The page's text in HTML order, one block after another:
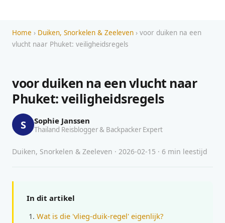
Home › Duiken, Snorkelen & Zeeleven › voor duiken na een
vlucht naar Phuket: veiligheidsregels
voor duiken na een vlucht naar
Phuket: veiligheidsregels
S Sophie Janssen
Thailand Reisblogger & Backpacker Expert
Duiken, Snorkelen & Zeeleven · 2026-02-15 · 6 min leestijd
In dit artikel
Wat is die 'vlieg-duik-regel' eigenlijk?